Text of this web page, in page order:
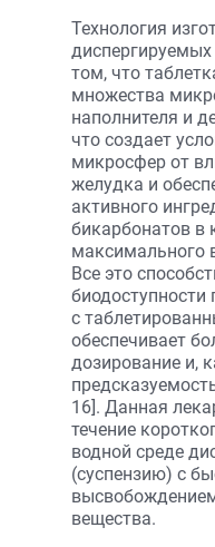
Технология
том, что
множества
наполнителя и
что создает
микросфер от
желудка и
активного
бикарбонатов в
максимального
Все это
с
обеспечивает
дозирование и,
16]. Данная
течение
водной среде
(суспензию) с
вещества.